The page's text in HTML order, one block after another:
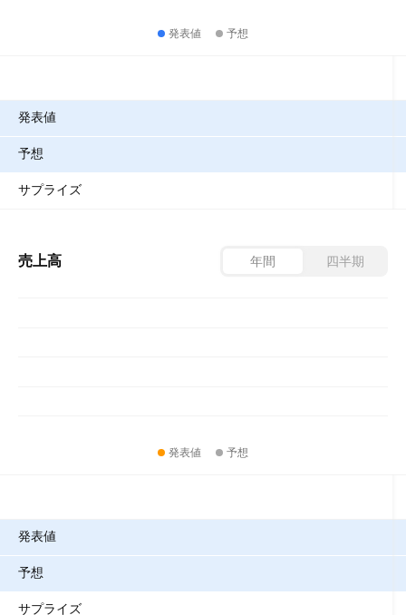
発表値 予想
発表値
予想
サプライズ
売上高 年間 四半期
発表値 予想
発表値
予想
サプライズ